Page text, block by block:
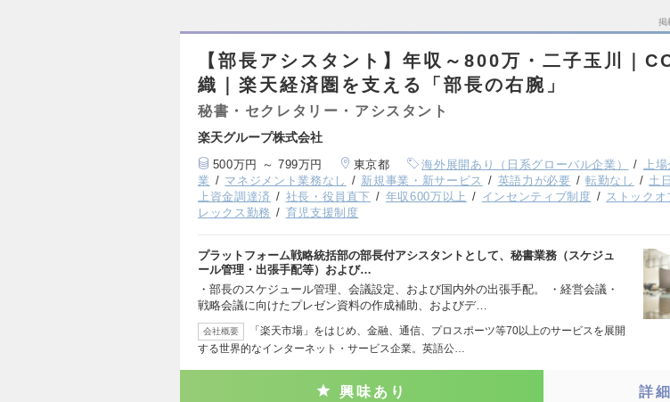
掲
【部長アシスタント】年収～800万・二子玉川｜
織｜楽天経済圏を支える「部長の右腕」
秘書・セクレタリー・アシスタント
楽天グループ株式会社
500万円 ～ 799万円 東京都 海外展開あり（日系グローバル企業） 上
業
マネジメント業務なし 新規事業・新サービス 英語力が必要 転勤なし 土
上資金調達済
社長・役員直下 年収600万以上 インセンティブ制度 ストックオ
レックス勤務
育児支援制度
プラットフォーム戦略統括部の部長付アシスタントとして、秘書業務（スケジュ
ール管理・出張手配等）および…
・部長のスケジュール管理、会議設定、および国内外の出張手配。 ・経営会議・
戦略会議に向けたプレゼン資料の作成補助、およびデ…
会社概要
「楽天市場」をはじめ、金融、通信、プロスポーツ等70以上のサービスを展開
する世界的なインターネット・サービス企業。英語公…
興味あり 詳